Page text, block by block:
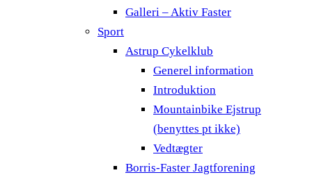
Galleri – Aktiv Faster
Sport
Astrup Cykelklub
Generel information
Introduktion
Mountainbike Ejstrup
(benyttes pt ikke)
Vedtægter
Borris-Faster Jagtforening